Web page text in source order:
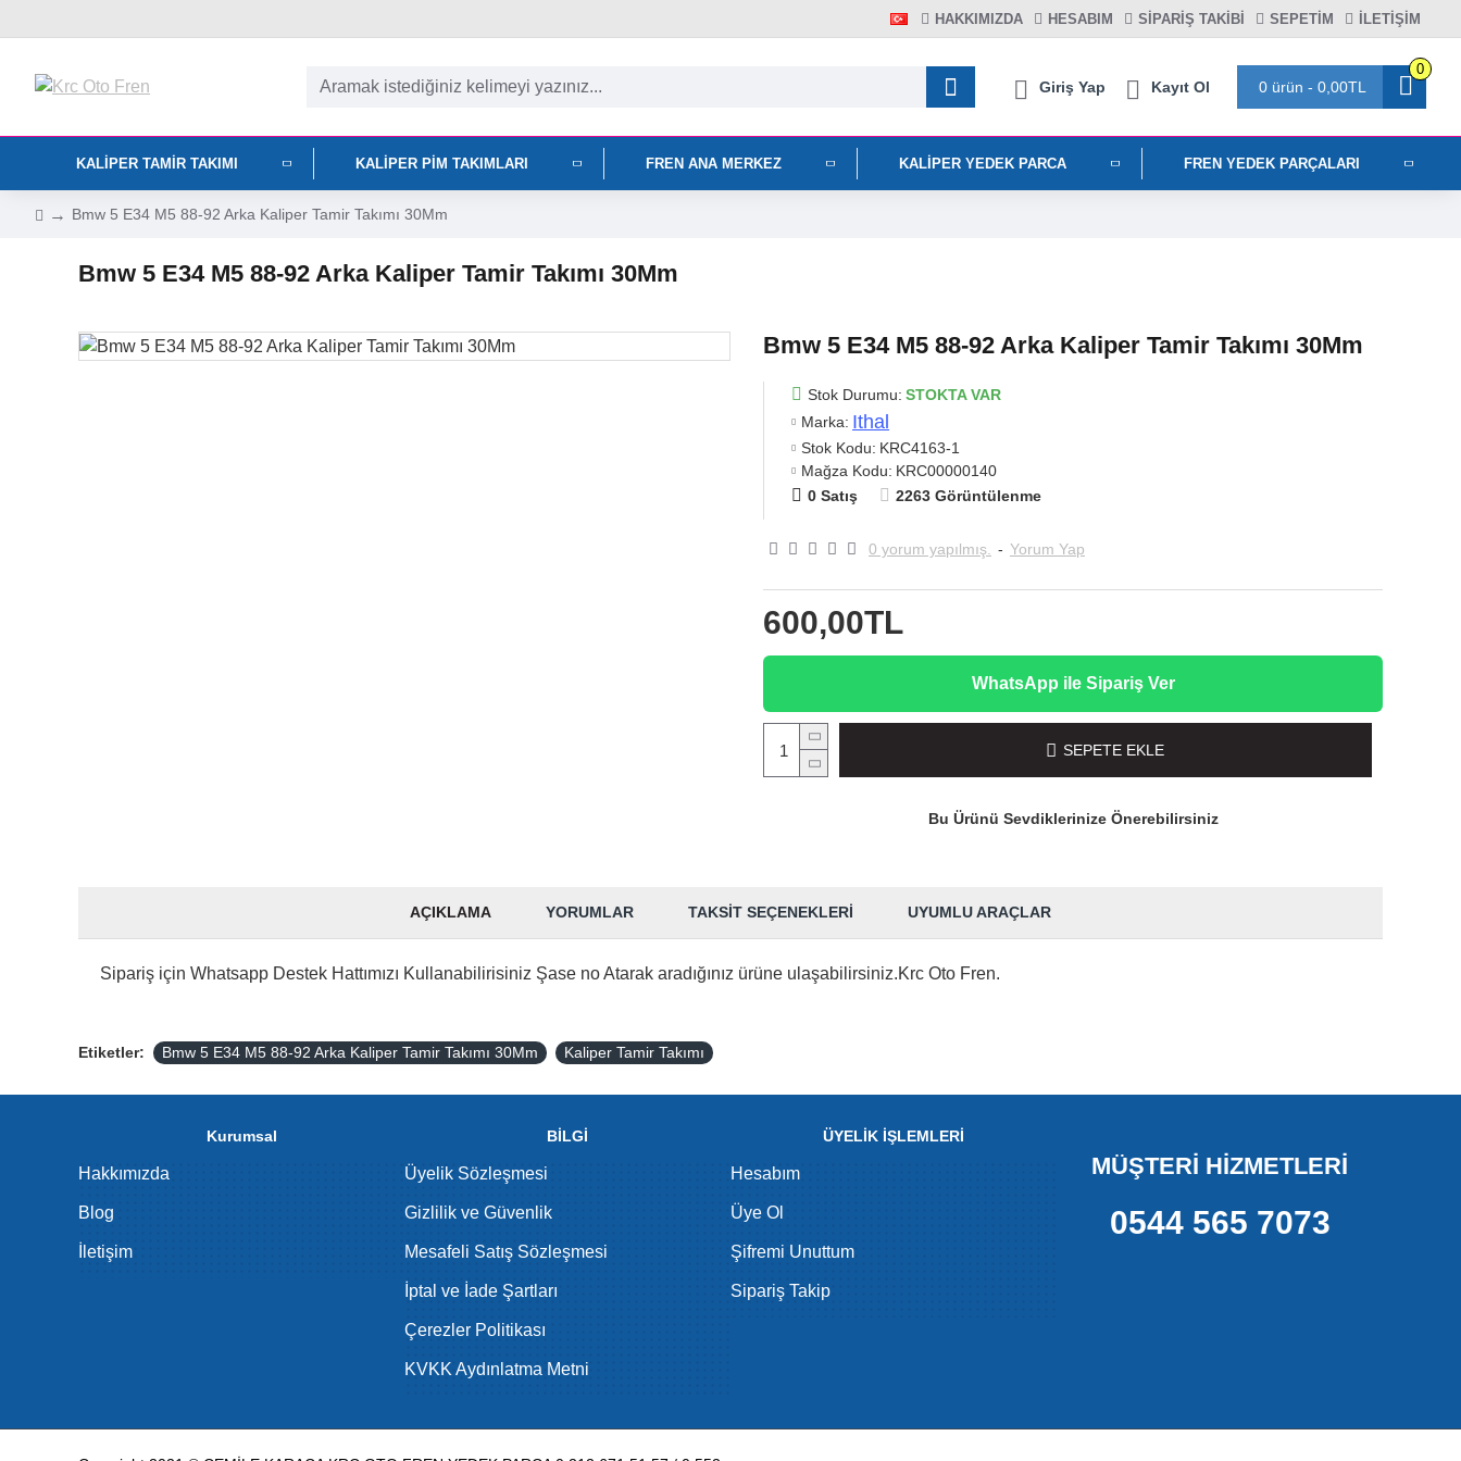
HAKKIMIZDA HESABIM SIPARIŞ TAKIBI SEPETIM İLETİŞİM
Giriş Yap Kayıt Ol 0 ürün - 0,00TL
0
KALIPER TAMIR TAKIMI KALIPER PIM TAKIMLARI FREN ANA MERKEZ KALIPER YEDEK PARCA FREN YEDEK PARÇALARI
Bmw 5 E34 M5 88-92 Arka Kaliper Tamir Takımı 30Mm
Bmw 5 E34 M5 88-92 Arka Kaliper Tamir Takımı 30Mm
Bmw 5 E34 M5 88-92 Arka Kaliper Tamir Takımı 30Mm
Stok Durumu: STOKTA VAR
Marka: Ithal
Stok Kodu: KRC4163-1
Mağza Kodu: KRC00000140
0 Satış
2263 Görüntülenme
0 yorum yapılmış. - Yorum Yap
600,00TL
WhatsApp ile Sipariş Ver
SEPETE EKLE
Bu Ürünü Sevdiklerinize Önerebilirsiniz
AÇIKLAMA YORUMLAR TAKSIT SEÇENEKLERI UYUMLU ARAÇLAR
Sipariş için Whatsapp Destek Hattımızı Kullanabilirisiniz Şase no Atarak aradığınız ürüne ulaşabilirsiniz.Krc Oto Fren.
Etiketler: Bmw 5 E34 M5 88-92 Arka Kaliper Tamir Takımı 30Mm Kaliper Tamir Takımı
Kurumsal
Hakkımızda
Blog
İletişim
BİLGİ
Üyelik Sözleşmesi
Gizlilik ve Güvenlik
Mesafeli Satış Sözleşmesi
İptal ve İade Şartları
Çerezler Politikası
KVKK Aydınlatma Metni
ÜYELİK İŞLEMLERİ
Hesabım
Üye Ol
Şifremi Unuttum
Sipariş Takip
MÜŞTERİ HİZMETLERİ
0544 565 7073